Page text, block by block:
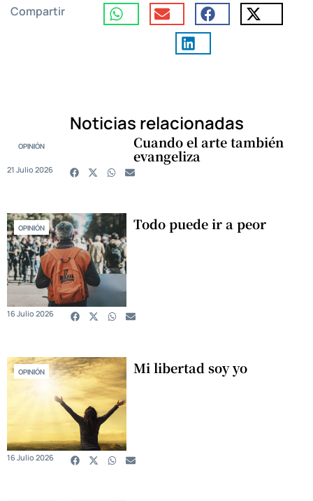
Compartir
Noticias relacionadas
OPINIÓN Cuando el arte también
evangeliza
21 Julio 2026
OPINIÓN Todo puede ir a peor
16 Julio 2026
OPINIÓN Mi libertad soy yo
16 Julio 2026